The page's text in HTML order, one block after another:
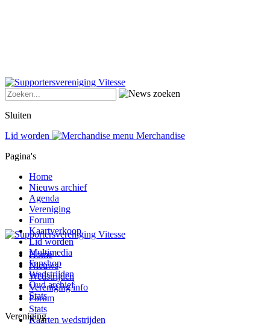
Home
Nieuws
Wedstrijden
Vereniging info
Forum
Stats
Kaarten wedstrijden
Sluiten
Lid worden
Merchandise
Pagina's
Home
Nieuws archief
Agenda
Vereniging
Forum
Kaartverkoop
Lid worden
Multimedia
Fanshop
Wedstrijden
Oud archief
Stats
Vereniging